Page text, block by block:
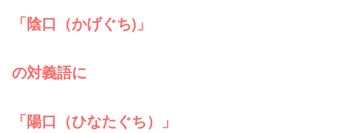
「陰口（かげぐち)」
の対義語に
「陽口（ひなたぐち）」